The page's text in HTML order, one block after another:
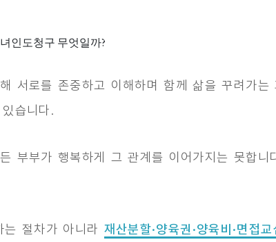
서로를 존중하고 이해하며 함께 삶을 꾸려가
습니다.
부부가 행복하게 그 관계를 이어가지는 못합
절차가 아니라 재산분할·양육권·양육비·면접교